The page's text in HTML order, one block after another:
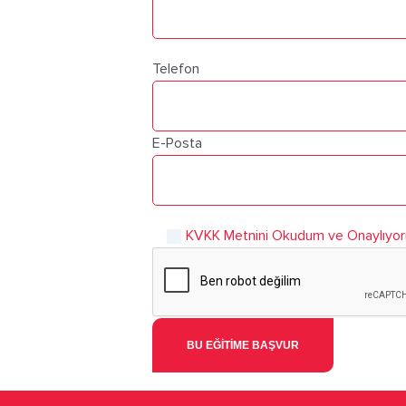
Telefon
E-Posta
KVKK Metnini Okudum ve